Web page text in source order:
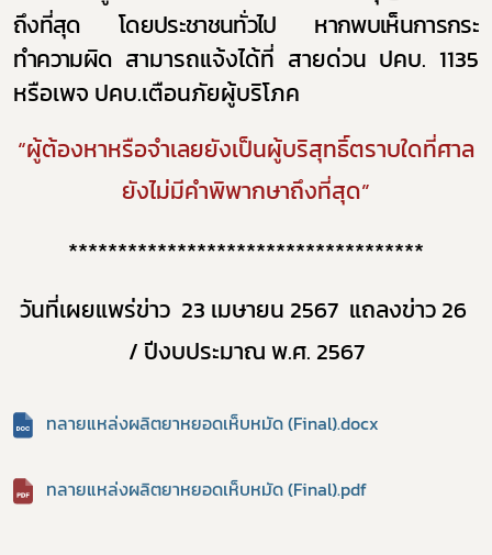
ถึงที่สุด โดยประชาชนทั่วไป หากพบเห็นการกระ
ทำความผิด สามารถแจ้งได้ที่ สายด่วน ปคบ. 1135
หรือเพจ ปคบ.เตือนภัยผู้บริโภค
“ผู้ต้องหาหรือจําเลยยังเป็นผู้บริสุทธิ์ตราบใดที่ศาล
ยังไม่มีคําพิพากษาถึงที่สุด”
************************************
วันที่เผยแพร่ข่าว 23 เมษายน 2567 แถลงข่าว 26
/ ปีงบประมาณ พ.ศ. 2567
ทลายแหล่งผลิตยาหยอดเห็บหมัด (Final).docx
ทลายแหล่งผลิตยาหยอดเห็บหมัด (Final).pdf